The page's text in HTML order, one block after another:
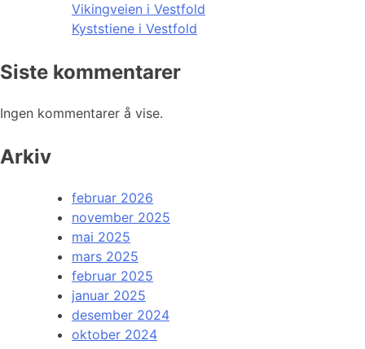
Vikingveien i Vestfold
Kyststiene i Vestfold
Siste kommentarer
Ingen kommentarer å vise.
Arkiv
februar 2026
november 2025
mai 2025
mars 2025
februar 2025
januar 2025
desember 2024
oktober 2024